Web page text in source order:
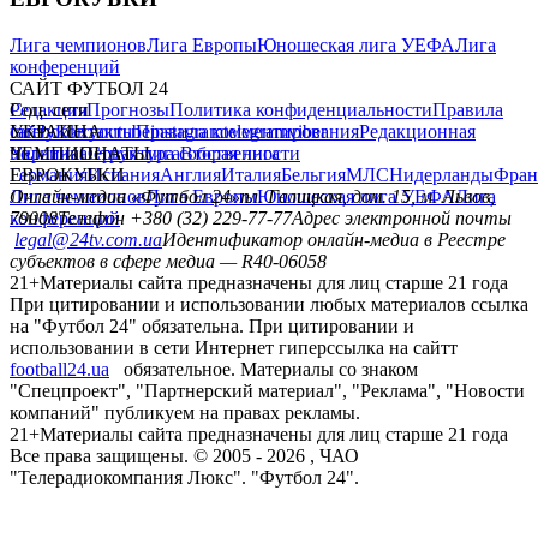
Лига чемпионовЛига ЕвропыЮношеская лига УЕФАЛига
конференций
САЙТ ФУТБОЛ 24
РедакцияПрогнозыПолитика конфиденциальностиПравила
сайтуКонтактыПравила комментированияРедакционная
политикаСтруктура собственности
Соц. сети
facebookxyoutubeinstagramtelegramviber
УКРАИНА
УкраинаПервая лигаВторая лига
ЧЕМПИОНАТЫ
ГерманияИспанияАнглияИталияБельгияМЛСНидерланды
ЕВРОКУБКИ
Лига чемпионовЛига ЕвропыЮношеская лига УЕФАЛига
конференций
Онлайн-медиа «Футбол 24»пл. Галицкая, дом. 15, м. Львов,
79008Телефон +380 (32) 229-77-77Адрес электронной почты
legal@24tv.com.uaИдентификатор онлайн-медиа в Реестре
субъектов в сфере медиа — R40-06058
21+Материалы сайта предназначены для лиц старше 21 года
При цитировании и использовании любых материалов ссылка
на "Футбол 24" обязательна. При цитировании и
использовании в сети Интернет гиперссылка на сайтт
football24.ua
обязательное. Материалы со знаком
"Спецпроект", "Партнерский материал", "Реклама", "Новости
компаний" публикуем на правах рекламы.
21+Материалы сайта предназначены для лиц старше 21 года
Все права защищены. © 2005 - 2026 , ЧАО
"Телерадиокомпания Люкс". "Футбол 24".